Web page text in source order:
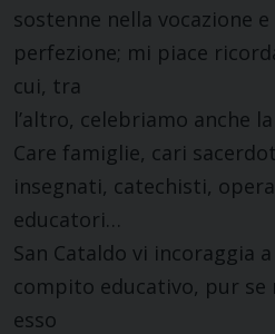
sostenne nella vocazione
perfezione; mi piace
cui, tra
l’altro, celebriamo anche
Care famiglie, cari
insegnati, catechisti,
educatori…
San Cataldo vi incoraggia
compito educativo, pur
esso